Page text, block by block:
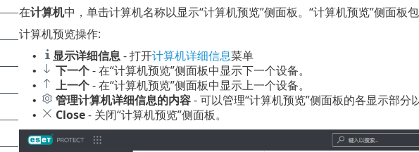
在计算机中，单击计算机名称以显示“计算机预览”侧面板。“计算机预览”侧面板
计算机预览操作:
• 显示详细信息- 打开计算机详细信息菜单
• 下一个- 在“计算机预览”侧面板中显示下一个设备。
• 上一个- 在“计算机预览”侧面板中显示上一个设备。
• 管理计算机详细信息的内容- 可以管理“计算机预览”侧面板的各显示部分
• Close- 关闭“计算机预览”侧面板。